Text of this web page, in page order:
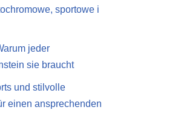
sportowe i
jeder
sie braucht
und stilvolle
einen ansprechenden